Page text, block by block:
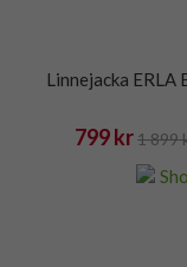
Linnejacka ERLA
799 kr1 899